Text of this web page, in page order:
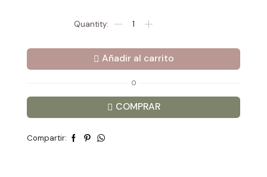
Luz
Body
Chain
cantidad
Añadir al carrito
O
COMPRAR
Compartir: